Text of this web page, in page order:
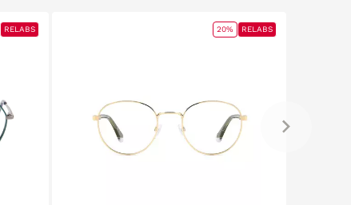
RELABS 20% RELABS